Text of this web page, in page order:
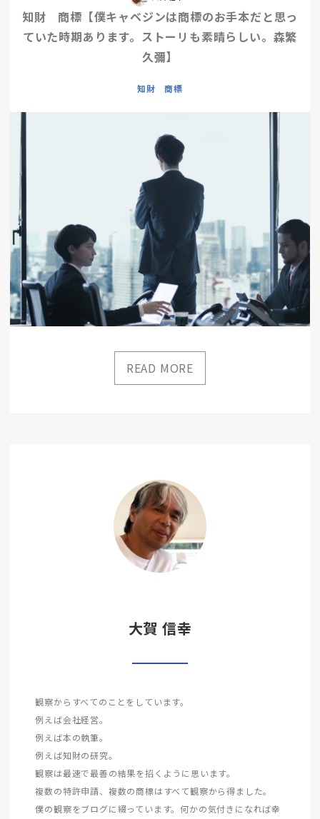
知財 商標【僕キャベジンは商標のお手本だと思っ
ていた時期あります。ストーリも素晴らしい。森繁
久彌】
知財 商標
大賀 信幸
観察からすべてのことをしています。
例えば会社経営。
例えば本の執筆。
例えば知財の研究。
観察は最速で最善の結果を招くように思います。
複数の特許申請、複数の商標はすべて観察から得ました。
僕の観察をブログに綴っています。何かの気付きになれば幸